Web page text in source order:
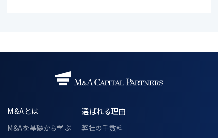
M&Aとは
M&Aを基礎から学ぶ
選ばれる理由
弊社の手数料